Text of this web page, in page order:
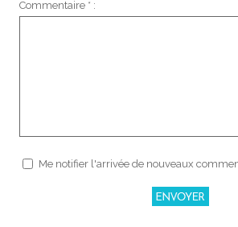
Commentaire * :
Me notifier l'arrivée de nouveaux